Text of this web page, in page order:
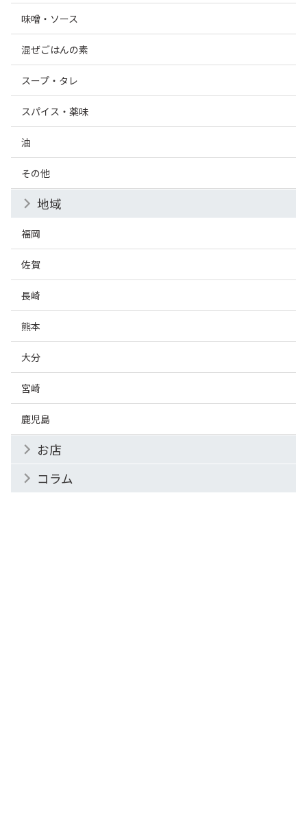
味噌・ソース
混ぜごはんの素
スープ・タレ
スパイス・薬味
油
その他
地域
福岡
佐賀
長崎
熊本
大分
宮崎
鹿児島
お店
コラム